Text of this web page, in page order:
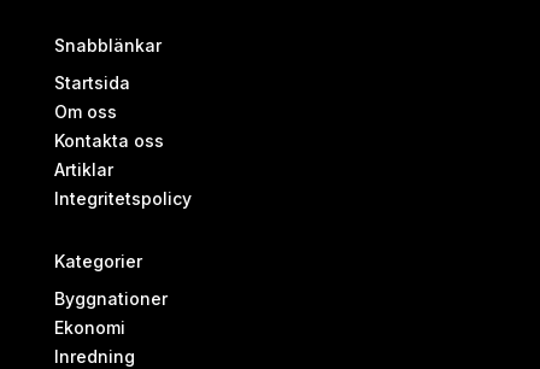
Snabblänkar
Startsida
Om oss
Kontakta oss
Artiklar
Integritetspolicy
Kategorier
Byggnationer
Ekonomi
Inredning